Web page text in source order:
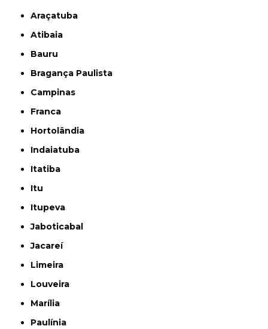
Araçatuba
Atibaia
Bauru
Bragança Paulista
Campinas
Franca
Hortolândia
Indaiatuba
Itatiba
Itu
Itupeva
Jaboticabal
Jacareí
Limeira
Louveira
Marília
Paulínia